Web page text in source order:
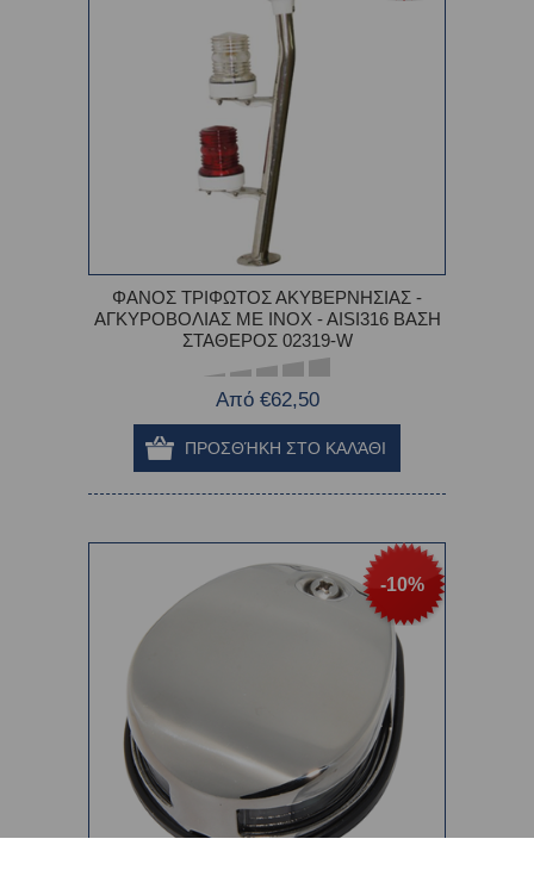
ΦΑΝΟΣ ΤΡΙΦΩΤΟΣ ΑΚΥΒΕΡΝΗΣΙΑΣ -
ΑΓΚΥΡΟΒΟΛIΑΣ ΜΕ INOX - AISI316 ΒΑΣΗ
ΣΤΑΘΕΡΟΣ 02319-W
Από €62,50
-10%